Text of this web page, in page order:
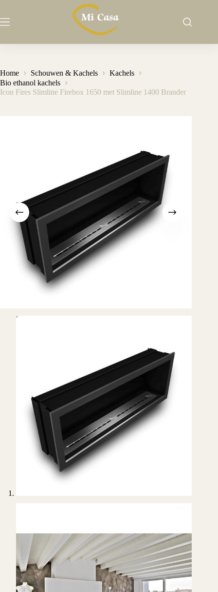
de
Home Schouwen & Kachels
Kachels
Bio ethanol kachels
Icon Fires Slimline Firebox 1650 met Slimline 1400 Brander